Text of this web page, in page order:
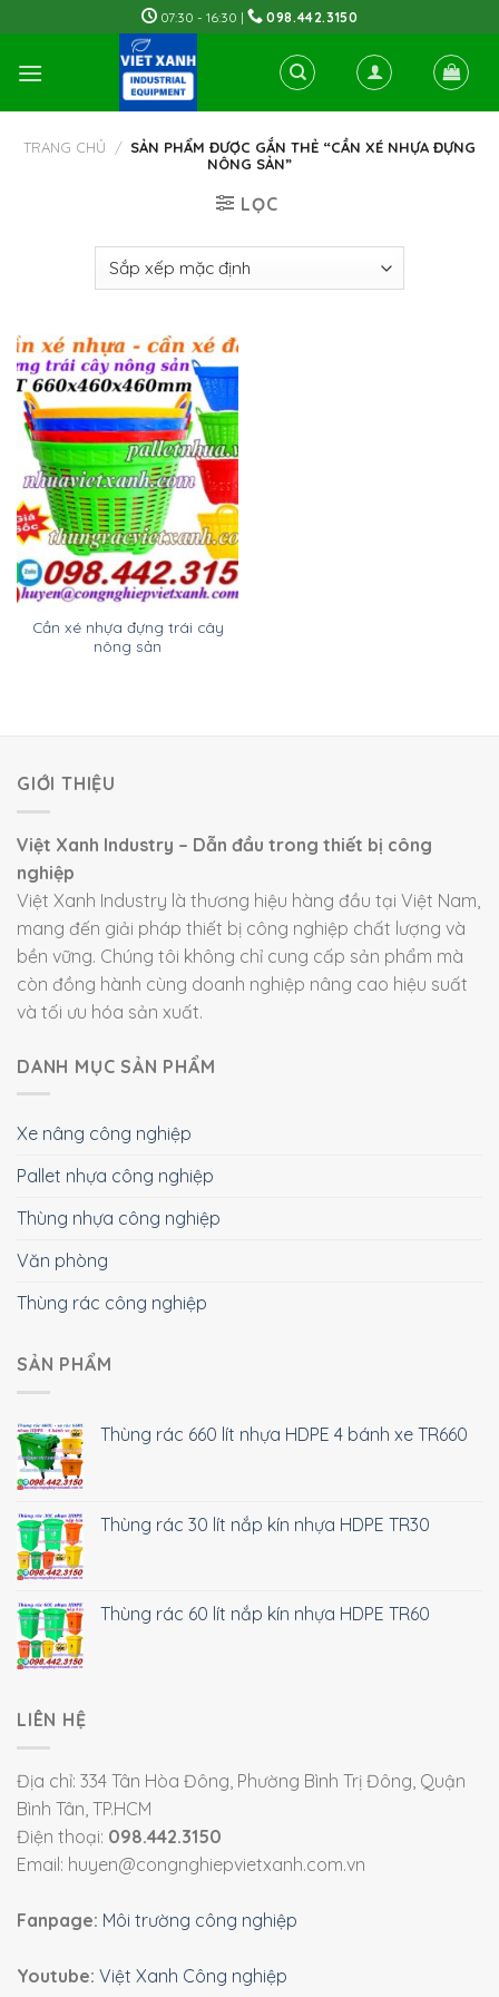
to
content
07:30 - 16:30 | 098.442.3150
TRANG CHỦ / SẢN PHẨM ĐƯỢC GẮN THẺ “CẦN XÉ NHỰA ĐỰNG
NÔNG SẢN”
LỌC
Cần xé nhựa đựng trái cây
nông sản
GIỚI THIỆU
Việt Xanh Industry – Dẫn đầu trong thiết bị công
nghiệp
Việt Xanh Industry là thương hiệu hàng đầu tại Việt Nam,
mang đến giải pháp thiết bị công nghiệp chất lượng và
bền vững. Chúng tôi không chỉ cung cấp sản phẩm mà
còn đồng hành cùng doanh nghiệp nâng cao hiệu suất
và tối ưu hóa sản xuất.
DANH MỤC SẢN PHẨM
Xe nâng công nghiệp
Pallet nhựa công nghiệp
Thùng nhựa công nghiệp
Văn phòng
Thùng rác công nghiệp
SẢN PHẨM
Thùng rác 660 lít nhựa HDPE 4 bánh xe TR660
Thùng rác 30 lít nắp kín nhựa HDPE TR30
Thùng rác 60 lít nắp kín nhựa HDPE TR60
LIÊN HỆ
Địa chỉ: 334 Tân Hòa Đông, Phường Bình Trị Đông, Quận
Bình Tân, TP.HCM
Điện thoại: 098.442.3150
Email: huyen@congnghiepvietxanh.com.vn
Fanpage: Môi trường công nghiệp
Youtube: Việt Xanh Công nghiệp